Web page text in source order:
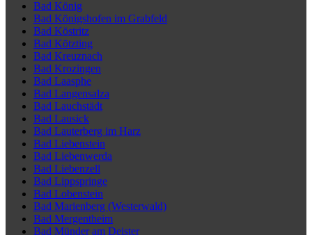
Bad König
Bad Königshofen im Grabfeld
Bad Köstritz
Bad Kötzting
Bad Kreuznach
Bad Krozingen
Bad Laasphe
Bad Langensalza
Bad Lauchstädt
Bad Lausick
Bad Lauterberg im Harz
Bad Liebenstein
Bad Liebenwerda
Bad Liebenzell
Bad Lippspringe
Bad Lobenstein
Bad Marienberg (Westerwald)
Bad Mergentheim
Bad Münder am Deister